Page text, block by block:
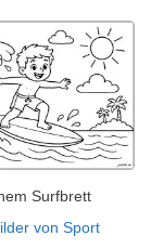
Surfbrett
von Sport